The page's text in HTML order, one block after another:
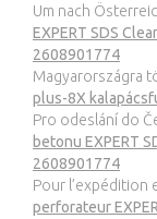
Um nach
EXPERT SDS
2608901774
Magyarországra
plus-8X
Pro odeslání do
betonu EXPERT
2608901774
Pour l’expédition
perforateur